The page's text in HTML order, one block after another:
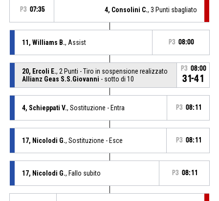
P3 07:35 4, Consolini C., 3 Punti sbagliato
11, Williams B., Assist P3 08:00
20, Ercoli E., 2 Punti - Tiro in sospensione realizzato
Allianz Geas S.S.Giovanni - sotto di 10
P3 08:00
31-41
4, Schieppati V., Sostituzione - Entra P3 08:11
17, Nicolodi G., Sostituzione - Esce P3 08:11
17, Nicolodi G., Fallo subito P3 08:11